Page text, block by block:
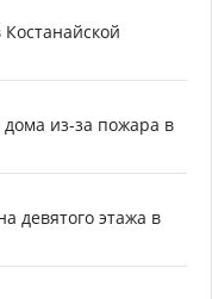
дома из-за пожара в
девятого этажа в